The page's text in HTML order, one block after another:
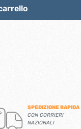
SPEDIZIONE RAPIDA
CON CORRIERI
NAZIONALI